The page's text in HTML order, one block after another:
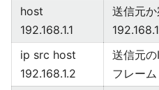
host
192.168.1.1
送信元
ip src host
192.168.1.2
送信元
フレーム